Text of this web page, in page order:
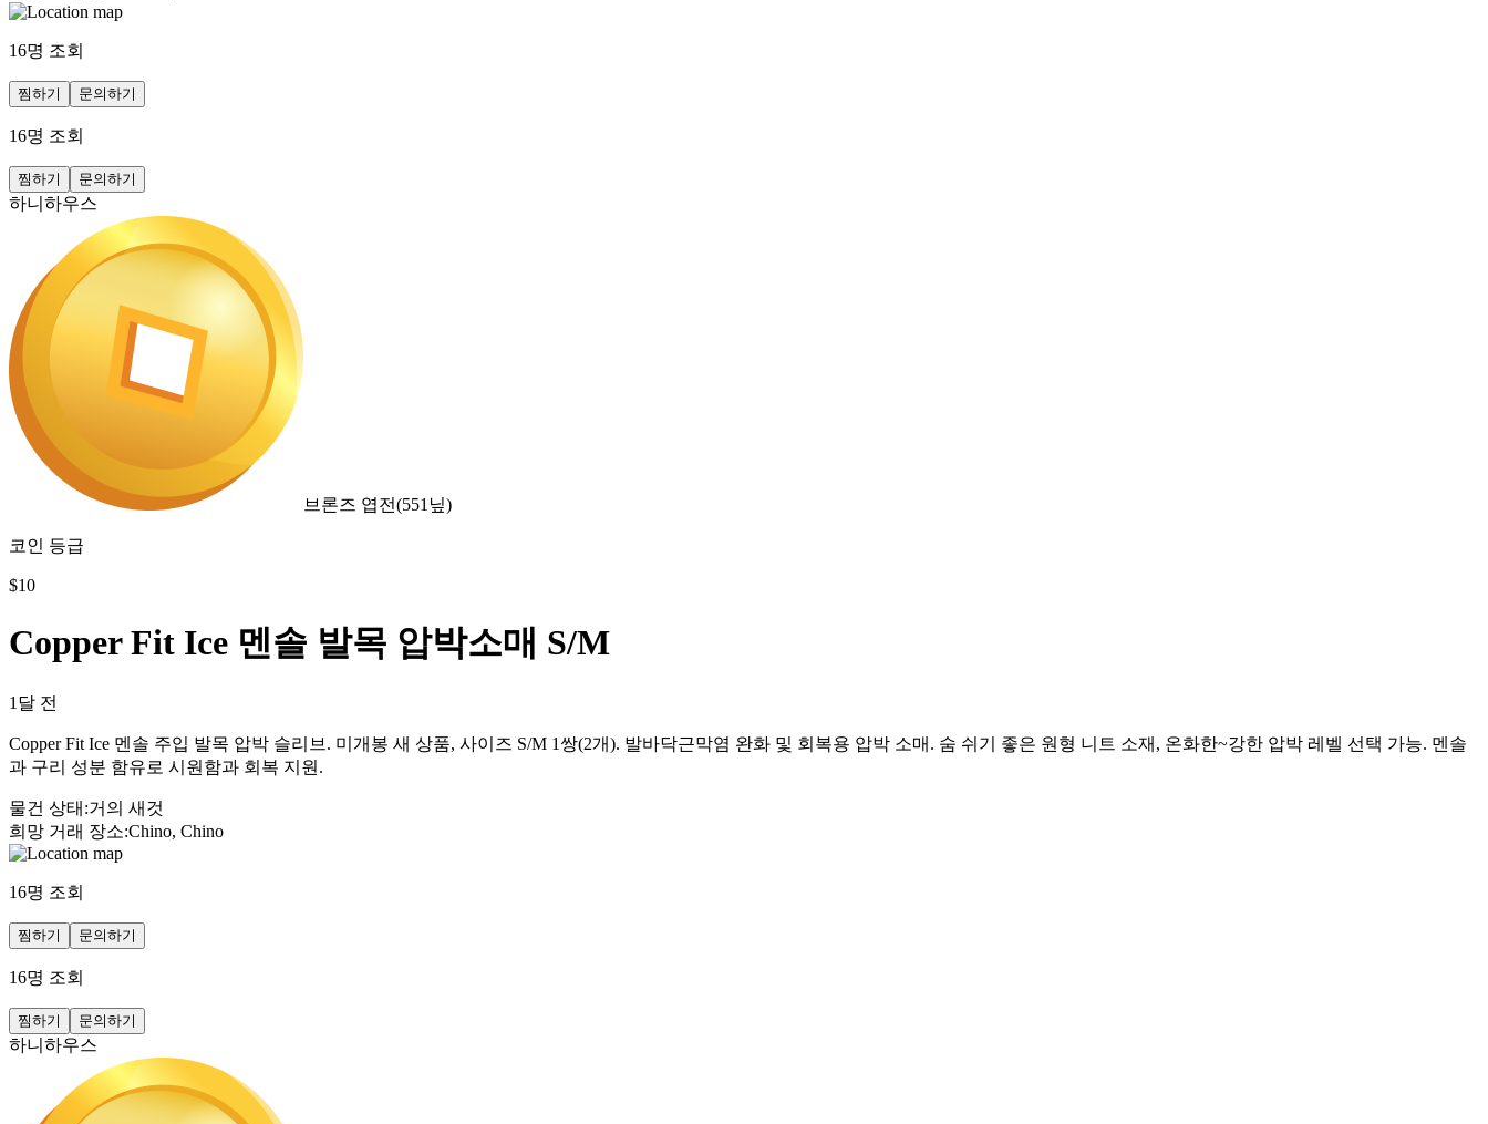
16명 조회
찜하기 문의하기
16명 조회
찜하기 문의하기
하니하우스
브론즈 엽전(551 닢)
코인 등급
$10
Copper Fit Ice 멘솔 발목 압박소매 S/M
1달 전
Copper Fit Ice 멘솔 주입 발목 압박 슬리브. 미개봉 새 상품, 사이즈 S/M 1쌍(2개). 발바닥근막염 완화 및 회복용 압박 소매. 숨 쉬기 좋은 원형 니트 소재, 온화한~강한 압박 레벨 선택 가능. 멘솔
과 구리 성분 함유로 시원함과 회복 지원.
물건 상태 :거의 새것
희망 거래 장소:Chino, Chino
16명 조회
찜하기 문의하기
16명 조회
찜하기 문의하기
하니하우스